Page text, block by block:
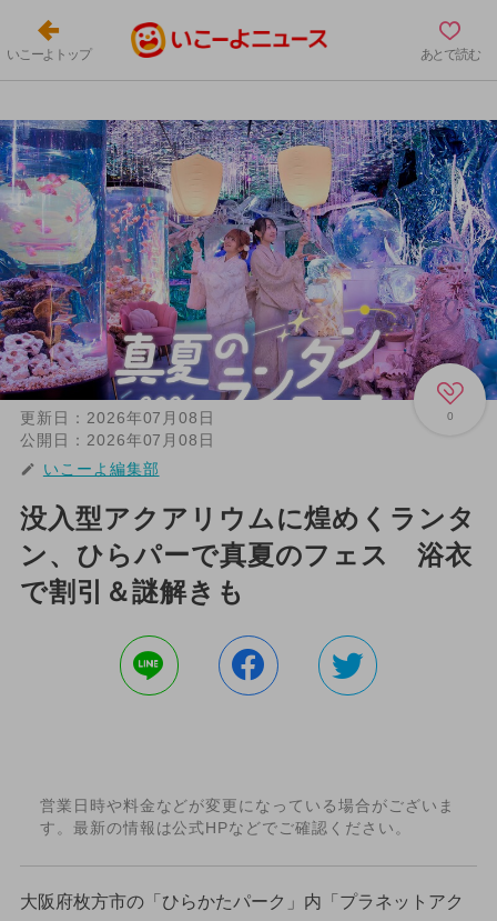
いこーよトップ あとで読む
0
更新日： 2026年07月08日
公開日： 2026年07月08日
いこーよ編集部
没入型アクアリウムに煌めくランタ
ン、ひらパーで真夏のフェス 浴衣
で割引＆謎解きも
営業日時や料金などが変更になっている場合がございま
す。最新の情報は公式HPなどでご確認ください。
大阪府枚方市の「ひらかたパーク」内「プラネットアク